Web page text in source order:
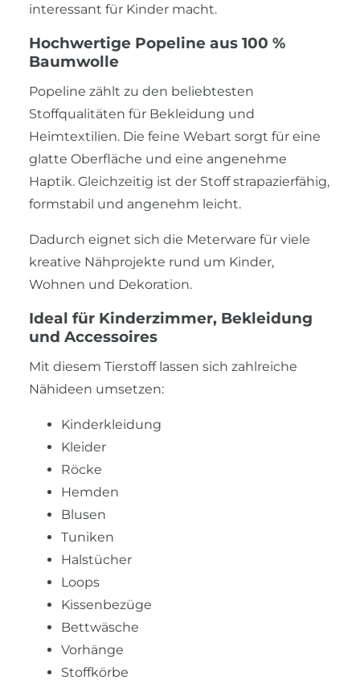
interessant für Kinder macht.
Hochwertige Popeline aus 100 %
Baumwolle
Popeline zählt zu den beliebtesten
Stoffqualitäten für Bekleidung und
Heimtextilien. Die feine Webart sorgt für eine
glatte Oberfläche und eine angenehme
Haptik. Gleichzeitig ist der Stoff strapazierfähig,
formstabil und angenehm leicht.
Dadurch eignet sich die Meterware für viele
kreative Nähprojekte rund um Kinder,
Wohnen und Dekoration.
Ideal für Kinderzimmer, Bekleidung
und Accessoires
Mit diesem Tierstoff lassen sich zahlreiche
Nähideen umsetzen:
Kinderkleidung
Kleider
Röcke
Hemden
Blusen
Tuniken
Halstücher
Loops
Kissenbezüge
Bettwäsche
Vorhänge
Stoffkörbe